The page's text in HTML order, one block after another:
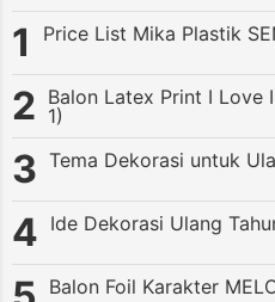
Price List Mika Plastik
Balon Latex Print I Love
1)
Tema Dekorasi untuk
Ide Dekorasi Ulang
Balon Foil Karakter